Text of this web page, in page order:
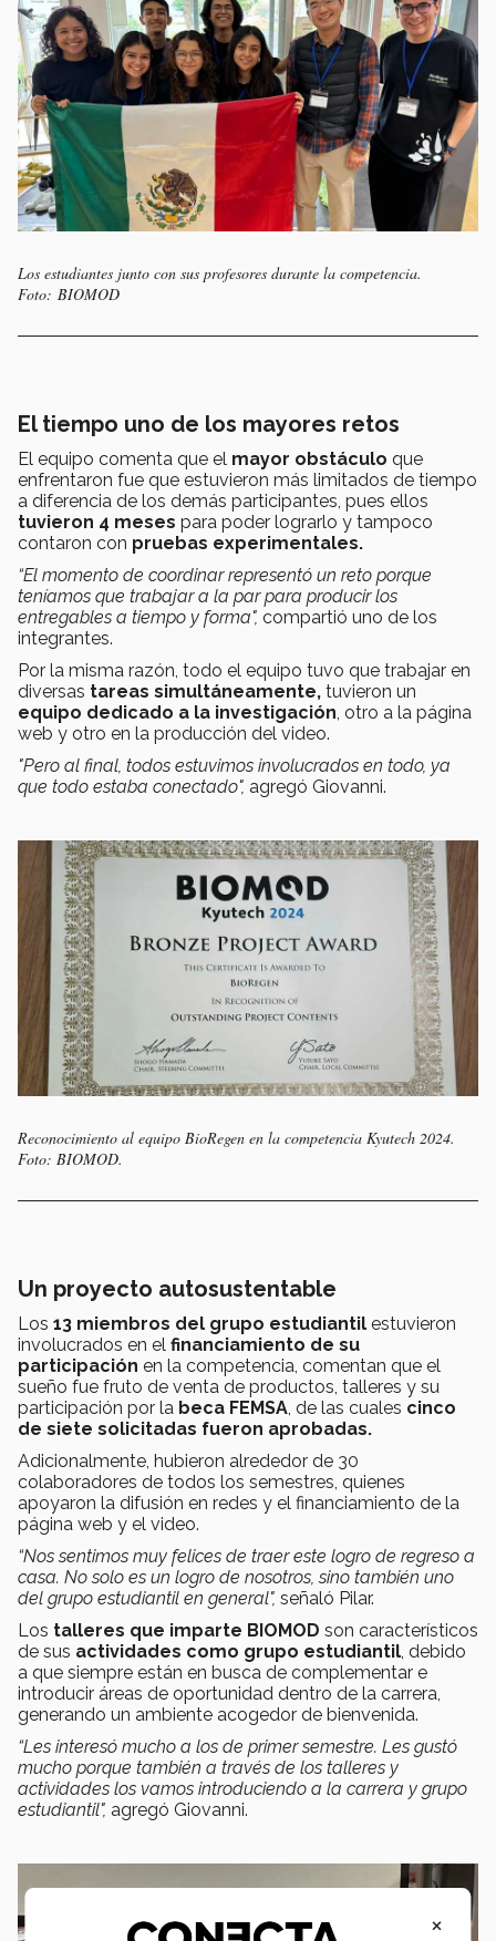
Los estudiantes junto con sus profesores durante la competencia.
Foto: BIOMOD
El tiempo uno de los mayores retos
El equipo comenta que el mayor obstáculo que
enfrentaron fue que estuvieron más limitados de tiempo
a diferencia de los demás participantes, pues ellos
tuvieron 4 meses para poder lograrlo y tampoco
contaron con pruebas experimentales.
“El momento de coordinar representó un reto porque
teníamos que trabajar a la par para producir los
entregables a tiempo y forma", compartió uno de los
integrantes.
Por la misma razón, todo el equipo tuvo que trabajar en
diversas tareas simultáneamente, tuvieron un
equipo dedicado a la investigación, otro a la página
web y otro en la producción del video.
"Pero al final, todos estuvimos involucrados en todo, ya
que todo estaba conectado", agregó Giovanni.
Reconocimiento al equipo BioRegen en la competencia Kyutech 2024.
Foto: BIOMOD.
Un proyecto autosustentable
Los 13 miembros del grupo estudiantil estuvieron
involucrados en el financiamiento de su
participación en la competencia, comentan que el
sueño fue fruto de venta de productos, talleres y su
participación por la beca FEMSA, de las cuales cinco
de siete solicitadas fueron aprobadas.
Adicionalmente, hubieron alrededor de 30
colaboradores de todos los semestres, quienes
apoyaron la difusión en redes y el financiamiento de la
página web y el video.
“Nos sentimos muy felices de traer este logro de regreso a
casa. No solo es un logro de nosotros, sino también uno
del grupo estudiantil en general", señaló Pilar.
Los talleres que imparte BIOMOD son característicos
de sus actividades como grupo estudiantil, debido
a que siempre están en busca de complementar e
introducir áreas de oportunidad dentro de la carrera,
generando un ambiente acogedor de bienvenida.
“Les interesó mucho a los de primer semestre. Les gustó
mucho porque también a través de los talleres y
actividades los vamos introduciendo a la carrera y grupo
estudiantil", agregó Giovanni.
×